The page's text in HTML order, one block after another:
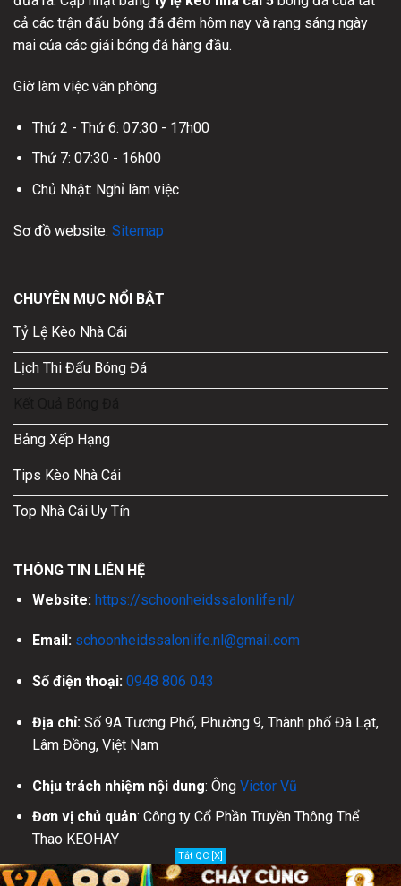
Tắt QC [X]
cả các trận đấu bóng đá đêm hôm nay và rạng sáng ngày
mai của các giải bóng đá hàng đầu.
Giờ làm việc văn phòng:
Thứ 2 - Thứ 6: 07:30 - 17h00
Thứ 7: 07:30 - 16h00
Chủ Nhật: Nghỉ làm việc
Sơ đồ website: Sitemap
CHUYÊN MỤC NỔI BẬT
Tỷ Lệ Kèo Nhà Cái
Lịch Thi Đấu Bóng Đá
Bảng Xếp Hạng
Tips Kèo Nhà Cái
Top Nhà Cái Uy Tín
THÔNG TIN LIÊN HỆ
Website: https://schoonheidssalonlife.nl/
Email: schoonheidssalonlife.nl@gmail.com
Số điện thoại: 0948 806 043
Địa chỉ: Số 9A Tương Phố, Phường 9, Thành phố Đà Lạt,
Lâm Đồng, Việt Nam
Chịu trách nhiệm nội dung: Ông Victor Vũ
Đơn vị chủ quản: Công ty Cổ Phần Truyền Thông Thể
Thao KEOHAY
Đối tác nhà cái uy tín:VA88